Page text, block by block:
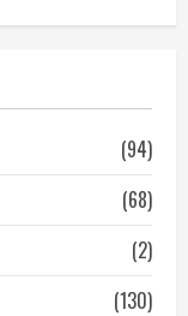
(94)
(68)
(2)
(130)